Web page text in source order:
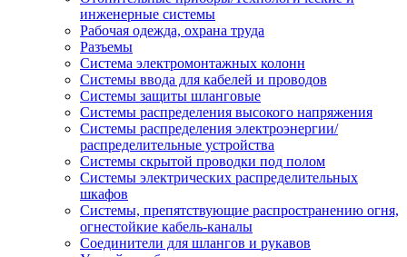
инженерные системы
Рабочая одежда, охрана труда
Разъемы
Система электромонтажных колонн
Системы ввода для кабелей и проводов
Системы защиты шланговые
Системы распределения высокого напряжения
Системы распределения электроэнергии/
распределительные устройства
Системы скрытой проводки под полом
Системы электрических распределительных
шкафов
Системы, препятствующие распространению огня,
огнестойкие кабель-каналы
Соединители для шлангов и рукавов